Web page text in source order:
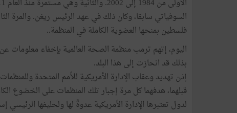
السوفياتي سابقا، وكان ذلك في عهد الرئيس ريغن. والمرة
فلسطين بمنحها العضوية الكاملة في المنظمة..
اليوم، إتهم ترمب منظمة الصحة العالمية بإخفاء
بذلك قد انحازت إلى هذا البلد.
إذن تهديد وعقاب الإدارة الأمريكية للأمم المتحدة
قبلهما، هدفهما كل مرة إجبار تلك المنظمات على الخضوع
لدول تعتبرها الإدارة الأمريكية عدوةً لها ولحليفها الرئيسي